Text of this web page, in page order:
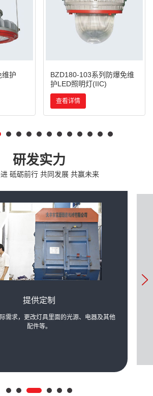
维护
BZD180-103系列防爆免维
护LED照明灯(IIC)
查看详情
研发实力
砥砺前行 共同发展 共赢未来
提供定制
需求，更改灯具里面的光源、电器及其他
配件等。